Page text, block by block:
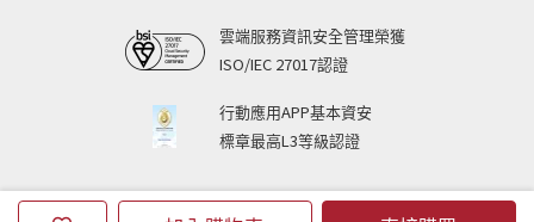
雲端服務資訊安全管理榮獲
ISO/IEC 27017認證
行動應用APP基本資安
標章最高L3等級認證